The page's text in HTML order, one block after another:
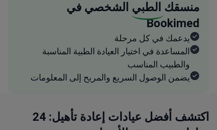
منسقك الطبي الشخصي في
Bookimed
يدعمك في كل مرحلة
المساعدة في اختيار العيادة الطبية المناسبة
والطبيب المناسب
يضمن الوصول السريع والمريح إلى المعلومات
اكتشف أفضل عيادات إعادة تأهيل: 24